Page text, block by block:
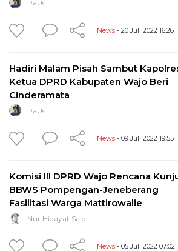
PaUs
News - 20 Juli 2022 16:26
Hadiri Malam Pisah Sambut
Ketua DPRD Kabupaten Wajo Beri
Cinderamata
PaUs
News - 09 Juli 2022 19:55
Komisi lll DPRD Wajo Rencana
BBWS Pompengan-Jeneberang
Fasilitasi Warga Mattirowalie
Nur Hidayat Said
News - 05 Juli 2022 07:02